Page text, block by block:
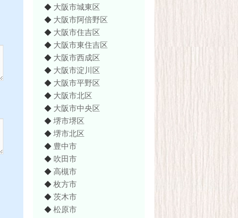
◆ 大阪市城東区
◆ 大阪市阿倍野区
◆ 大阪市住吉区
◆ 大阪市東住吉区
◆ 大阪市西成区
◆ 大阪市淀川区
◆ 大阪市平野区
◆ 大阪市北区
◆ 大阪市中央区
◆ 堺市堺区
◆ 堺市北区
◆ 豊中市
◆ 吹田市
◆ 高槻市
◆ 枚方市
◆ 茨木市
◆ 松原市